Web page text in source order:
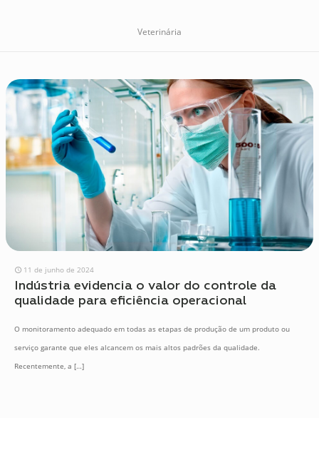
Veterinária
11 de junho de 2024
Indústria evidencia o valor do controle da
qualidade para eficiência operacional
O monitoramento adequado em todas as etapas de produção de um produto ou
serviço garante que eles alcancem os mais altos padrões da qualidade.
Recentemente, a […]